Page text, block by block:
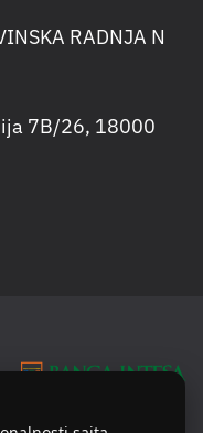
RADNJA N
7B/26, 18000